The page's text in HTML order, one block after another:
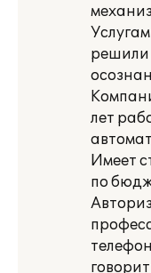
решили
лет
Имеет
по